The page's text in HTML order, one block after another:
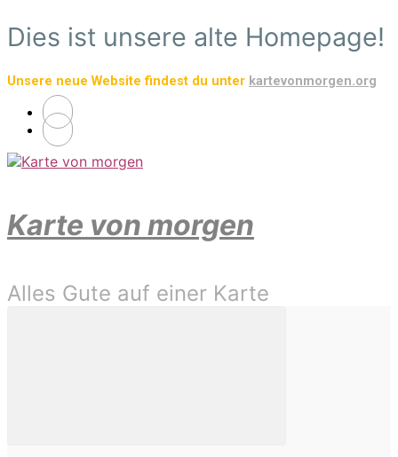
Zum
Hauptinhalt
Dies ist unsere alte Homepage!
Unsere neue Website findest du unter kartevonmorgen.org
Karte von morgen
Alles Gute auf einer Karte